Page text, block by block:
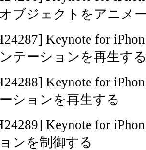
ブジェクトをアニメ
] Keynote for
テーションを再生す
] Keynote for
ションを再生する
] Keynote for
ンを制御する